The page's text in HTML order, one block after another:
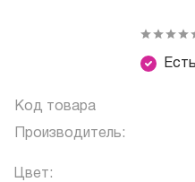
Код товара
Производитель:
Цвет: